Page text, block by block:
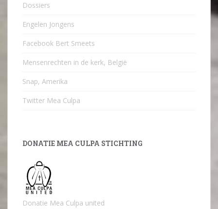
Dossiers
Engelen Jongens
Facebook Bert Smeets
Mensenrechten in de kerk, België
Snap, Amerika
Twitter Mea Culpa
DONATIE MEA CULPA STICHTING
Donatie Mea Culpa united